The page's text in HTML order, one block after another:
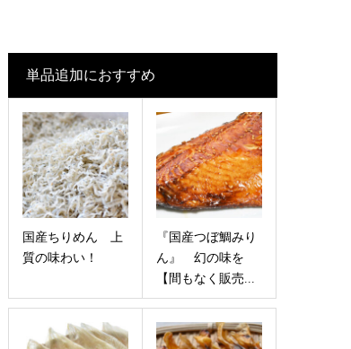
単品追加におすすめ
国産ちりめん 上
質の味わい！
『国産つぼ鯛みり
ん』 幻の味を
【間もなく販売...